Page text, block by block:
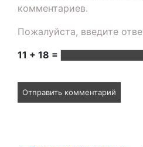
комментариев.
Пожалуйста, введите
11 + 18 =